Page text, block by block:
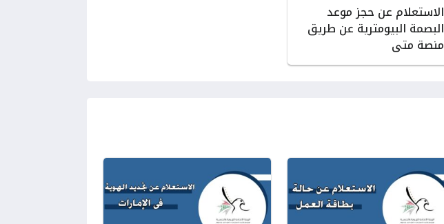
الاستعلام عن حجز موعد
البصمة البيومترية عن طريق
منصة متى